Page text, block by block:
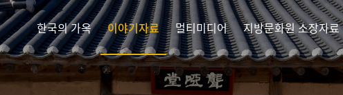
한국의 가옥 이야기자료 멀티미디어 지방문화원 소장자료